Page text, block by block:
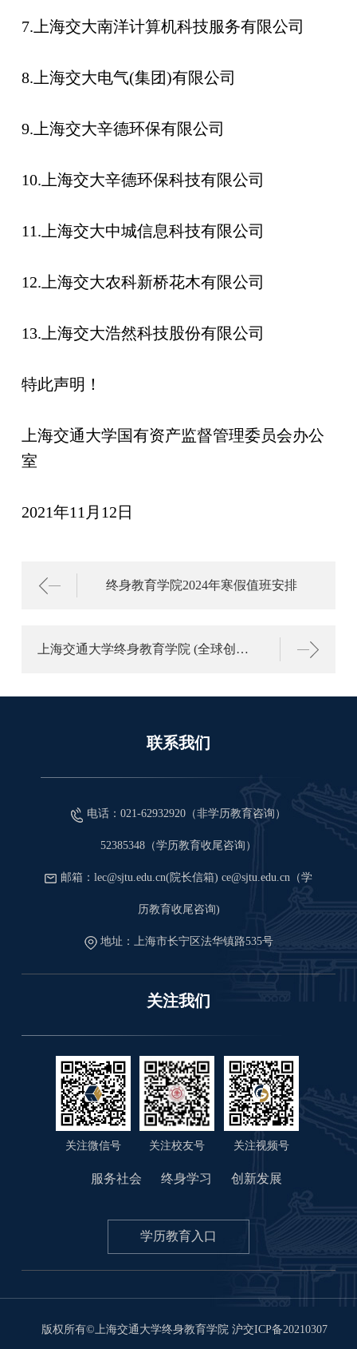
7.上海交大南洋计算机科技服务有限公司
8.上海交大电气(集团)有限公司
9.上海交大辛德环保有限公司
10.上海交大辛德环保科技有限公司
11.上海交大中城信息科技有限公司
12.上海交大农科新桥花木有限公司
13.上海交大浩然科技股份有限公司
特此声明！
上海交通大学国有资产监督管理委员会办公
室
2021年11月12日
终身教育学院2024年寒假值班安排
上海交通大学终身教育学院 (全球创新研究院)招聘启事
联系我们
电话：021-62932920（非学历教育咨询）
52385348（学历教育收尾咨询）
邮箱：lec@sjtu.edu.cn(院长信箱) ce@sjtu.edu.cn（学
历教育收尾咨询)
地址：上海市长宁区法华镇路535号
关注我们
关注微信号 关注校友号 关注视频号
服务社会 终身学习 创新发展
学历教育入口
版权所有©上海交通大学终身教育学院 沪交ICP备20210307